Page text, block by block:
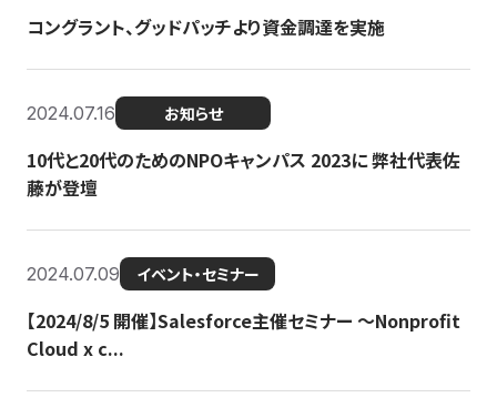
コングラント、グッドパッチより資金調達を実施
2024.07.16 お知らせ
10代と20代のためのNPOキャンパス 2023に 弊社代表佐
藤が登壇
2024.07.09 イベント・セミナー
【2024/8/5 開催】Salesforce主催セミナー 〜Nonprofit
Cloud x c...